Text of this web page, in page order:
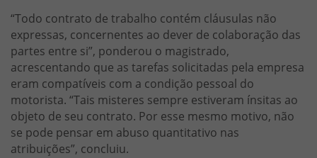
“Todo contrato de trabalho contém cláusulas não
expressas, concernentes ao dever de colaboração das
partes entre si”, ponderou o magistrado,
acrescentando que as tarefas solicitadas pela empresa
eram compatíveis com a condição pessoal do
motorista. “Tais misteres sempre estiveram ínsitas ao
objeto de seu contrato. Por esse mesmo motivo, não
se pode pensar em abuso quantitativo nas
atribuições”, concluiu.